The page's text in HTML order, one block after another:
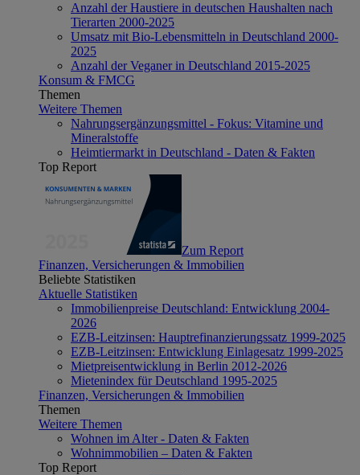
Anzahl der Haustiere in deutschen Haushalten nach
Tierarten 2000-2025
Umsatz mit Bio-Lebensmitteln in Deutschland 2000-
2025
Anzahl der Veganer in Deutschland 2015-2025
Konsum & FMCG
Themen
Weitere Themen
Nahrungsergänzungsmittel - Fokus: Vitamine und
Mineralstoffe
Heimtiermarkt in Deutschland - Daten & Fakten
Top Report
Zum Report
Finanzen, Versicherungen & Immobilien
Beliebte Statistiken
Aktuelle Statistiken
Immobilienpreise Deutschland: Entwicklung 2004-
2026
EZB-Leitzinsen: Hauptrefinanzierungssatz 1999-2025
EZB-Leitzinsen: Entwicklung Einlagesatz 1999-2025
Mietpreisentwicklung in Berlin 2012-2026
Mietenindex für Deutschland 1995-2025
Finanzen, Versicherungen & Immobilien
Themen
Weitere Themen
Wohnen im Alter - Daten & Fakten
Wohnimmobilien – Daten & Fakten
Top Report